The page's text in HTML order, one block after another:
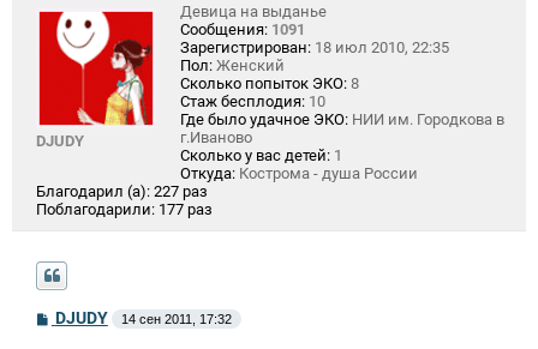
DJUDY
Девица на выданье
Сообщения: 1091
Зарегистрирован: 18 июл 2010, 22:35
Пол: Женский
Сколько попыток ЭКО: 8
Стаж бесплодия: 10
Где было удачное ЭКО: НИИ им. Городкова в
г.Иваново
Сколько у вас детей: 1
Откуда: Кострома - душа России
Благодарил (а): 227 раз
Поблагодарили: 177 раз
С
о
DJUDY 14 сен 2011, 17:32